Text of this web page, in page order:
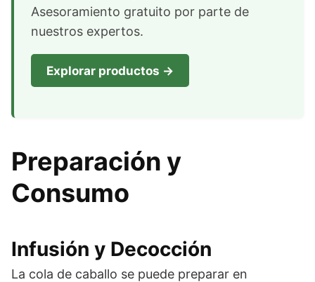
Asesoramiento gratuito por parte de
nuestros expertos.
Explorar productos →
Preparación y
Consumo
Infusión y Decocción
La cola de caballo se puede preparar en